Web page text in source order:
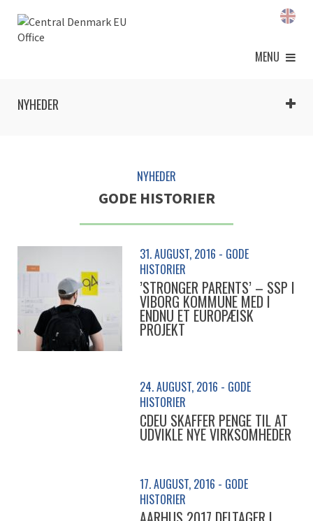
MENU
NYHEDER
NYHEDER
GODE HISTORIER
31. AUGUST, 2016 - GODE
HISTORIER
’STRONGER PARENTS’ – SSP I
VIBORG KOMMUNE MED I
ENDNU ET EUROPÆISK
PROJEKT
24. AUGUST, 2016 - GODE
HISTORIER
CDEU SKAFFER PENGE TIL AT
UDVIKLE NYE VIRKSOMHEDER
17. AUGUST, 2016 - GODE
HISTORIER